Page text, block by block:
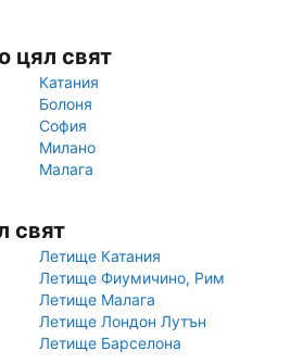
цял свят
Катания
Болоня
София
Милано
Малага
свят
Летище Катания
Летище Фиумичино, Рим
Летище Малага
Летище Лондон Лутън
Летище Барселона